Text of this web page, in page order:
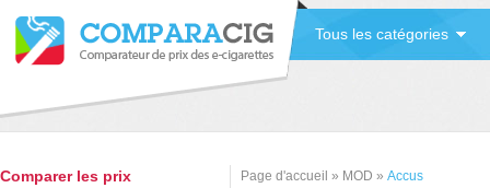
Tous les catégories
Comparer les prix Page d'accueil » MOD » Accus